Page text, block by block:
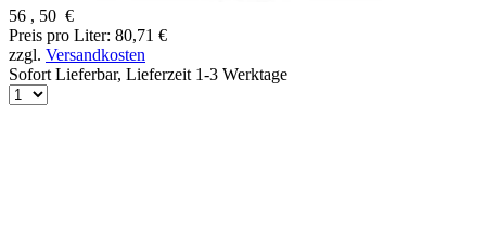
56 , 50 €
Preis pro Liter: 80,71 €
zzgl. Versandkosten
Sofort Lieferbar, Lieferzeit 1-3 Werktage